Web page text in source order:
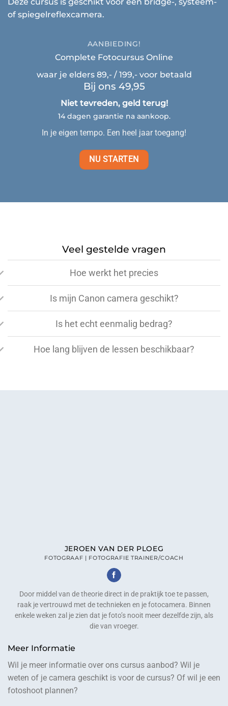
of spiegelreflexcamera.
AANBIEDING!
Complete Fotocursus Online
waar je elders 89,- / 199,- voor betaald
Bij ons 49,95
Niet tevreden, geld terug!
14 dagen garantie na aankoop.
In je eigen tempo. Een heel jaar toegang!
NU STARTEN
Veel gestelde vragen
Hoe werkt het precies
Is mijn Canon camera geschikt?
Is het echt eenmalig bedrag?
Hoe lang blijven de lessen beschikbaar?
JEROEN VAN DER PLOEG
FOTOGRAAF | FOTOGRAFIE TRAINER/COACH
Door middel van de theorie direct in de praktijk toe te passen,
raak je vertrouwd met de technieken en je fotocamera. Binnen
enkele weken zal je zien dat je foto’s nooit meer dezelfde zijn, als
die van vroeger.
Meer Informatie
Wil je meer informatie over ons cursus aanbod? Wil je
weten of je camera geschikt is voor de cursus? Of wil je een
fotoshoot plannen?